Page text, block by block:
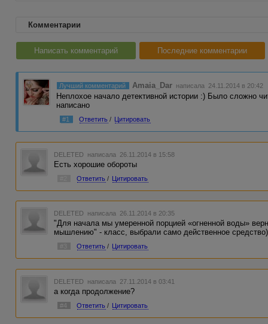
Комментарии
Написать комментарий Последние комментарии
Лучший комментарий Amaia_Dar написала 24.11.2014 в 20:42
Неплохое начало детективной истории :) Было сложно
написано
#1 Ответить / Цитировать
DELETED написала 26.11.2014 в 15:58
Есть хорошие обороты
Ответить / Цитировать
DELETED написала 26.11.2014 в 20:35
"Для начала мы умеренной порцией «огненной воды»
мышлению" - класс, выбрали само действенное
#3 Ответить / Цитировать
DELETED написала 27.11.2014 в 03:41
а когда продолжение?
#4 Ответить / Цитировать